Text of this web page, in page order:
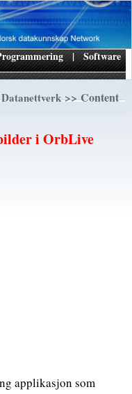
| Software
>> Content
i OrbLive
applikasjon som